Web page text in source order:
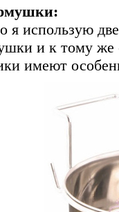
я использую
и к тому же
имеют